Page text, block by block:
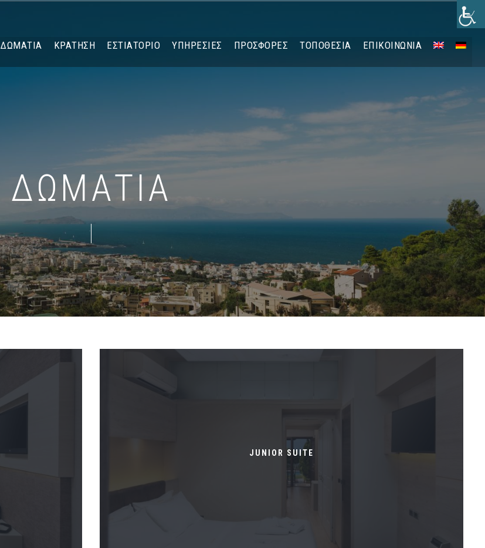
ΔΩΜΆΤΙΑ ΚΡΆΤΗΣΗ ΕΣΤΙΑΤΌΡΙΟ ΥΠΗΡΕΣΊΕΣ ΠΡΟΣΦΟΡΈΣ ΤΟΠΟΘΕΣΊΑ ΕΠΙΚΟΙΝΩΝΊΑ
ΔΩΜΆΤΙΑ
JUNIOR SUITE